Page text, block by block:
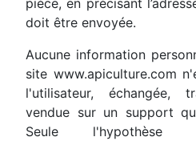
pièce, en précisant
doit être envoyée.
Aucune information
site www.apiculture.com
l'utilisateur, échangée,
vendue sur un support
Seule